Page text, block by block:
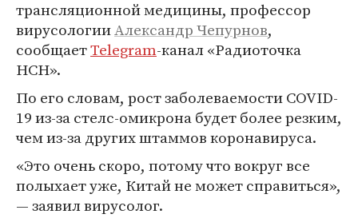
трансляционной медицины, профессор
вирусологииАлександр Чепурнов,
сообщаетTelegram-канал «Радиоточка
НСН».
По его словам, рост заболеваемости COVID-
19 из-за стелс-омикрона будет более резким,
чем из-за других штаммов коронавируса.
«Это очень скоро, потому что вокруг все
полыхает уже, Китай не может справиться»,
— заявил вирусолог.